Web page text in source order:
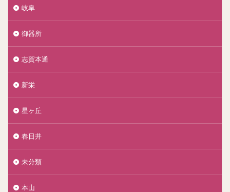
岐阜
御器所
志賀本通
新栄
星ヶ丘
春日井
未分類
本山